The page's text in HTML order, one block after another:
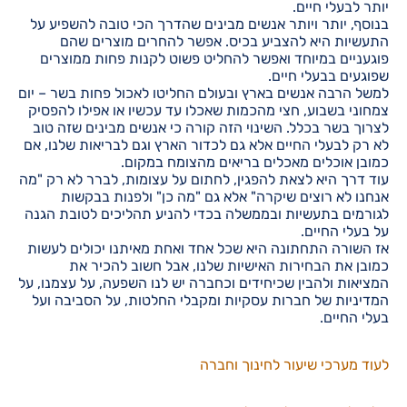
יותר לבעלי חיים.
בנוסף, יותר ויותר אנשים מבינים שהדרך הכי טובה להשפיע על
התעשיות היא להצביע בכיס. אפשר להחרים מוצרים שהם
פוגעניים במיוחד ואפשר להחליט פשוט לקנות פחות ממוצרים
שפוגעים בבעלי חיים.
למשל הרבה אנשים בארץ ובעולם החליטו לאכול פחות בשר – יום
צמחוני בשבוע, חצי מהכמות שאכלו עד עכשיו או אפילו להפסיק
לצרוך בשר בכלל. השינוי הזה קורה כי אנשים מבינים שזה טוב
לא רק לבעלי החיים אלא גם לכדור הארץ וגם לבריאות שלנו, אם
כמובן אוכלים מאכלים בריאים מהצומח במקום.
עוד דרך היא לצאת להפגין, לחתום על עצומות, לברר לא רק "מה
אנחנו לא רוצים שיקרה" אלא גם "מה כן" ולפנות בבקשות
לגורמים בתעשיות ובממשלה בכדי להניע תהליכים לטובת הגנה
על בעלי החיים.
אז השורה התחתונה היא שכל אחד ואחת מאיתנו יכולים לעשות
כמובן את הבחירות האישיות שלנו, אבל חשוב להכיר את
המציאות ולהבין שכיחידים וכחברה יש לנו השפעה, על עצמנו, על
המדיניות של חברות עסקיות ומקבלי החלטות, על הסביבה ועל
בעלי החיים.
לעוד מערכי שיעור לחינוך וחברה